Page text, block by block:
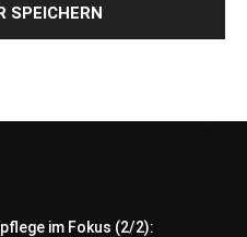
im Fokus (2/2):